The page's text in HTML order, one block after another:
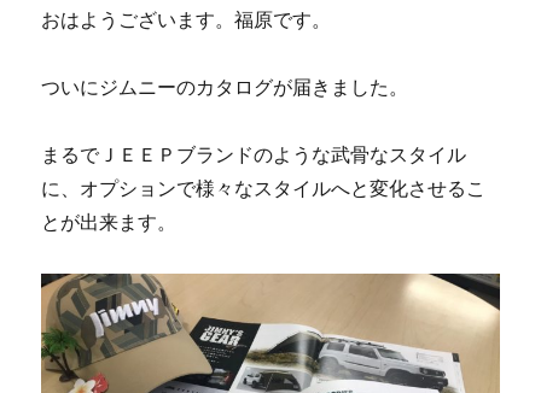
おはようございます。福原です。
ついにジムニーのカタログが届きました。
まるでＪＥＥＰブランドのような武骨なスタイル
に、オプションで様々なスタイルへと変化させるこ
とが出来ます。